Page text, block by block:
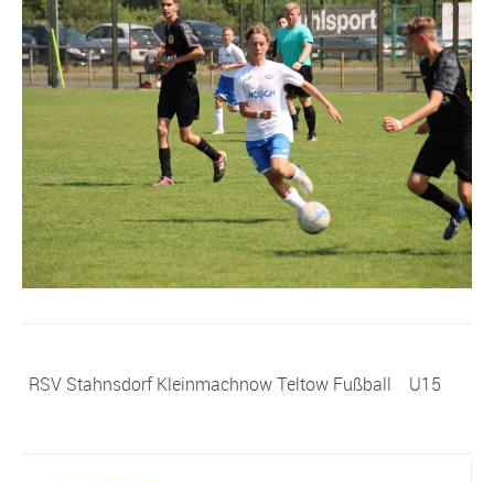
RSV Stahnsdorf Kleinmachnow Teltow Fußball U15